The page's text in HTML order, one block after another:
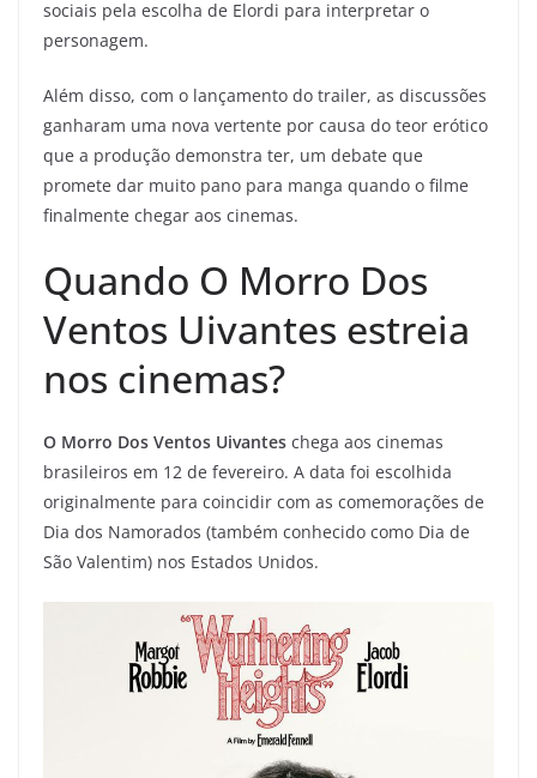
sociais pela escolha de Elordi para interpretar o
personagem.
Além disso, com o lançamento do trailer, as discussões
ganharam uma nova vertente por causa do teor erótico
que a produção demonstra ter, um debate que
promete dar muito pano para manga quando o filme
finalmente chegar aos cinemas.
Quando O Morro Dos
Ventos Uivantes estreia
nos cinemas?
O Morro Dos Ventos Uivantes chega aos cinemas
brasileiros em 12 de fevereiro. A data foi escolhida
originalmente para coincidir com as comemorações de
Dia dos Namorados (também conhecido como Dia de
São Valentim) nos Estados Unidos.